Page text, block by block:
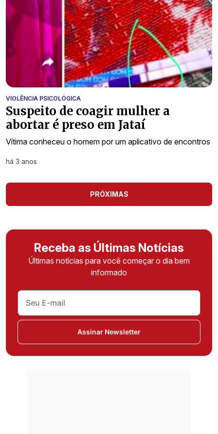
VIOLÊNCIA PSICOLÓGICA
Suspeito de coagir mulher a
abortar é preso em Jataí
Vítima conheceu o homem por um aplicativo de encontros
há 3 anos
PRÓXIMAS
Receba as Últimas Notícias
Últimas notícias para você começar o dia bem
informado
Assinar Newsletter